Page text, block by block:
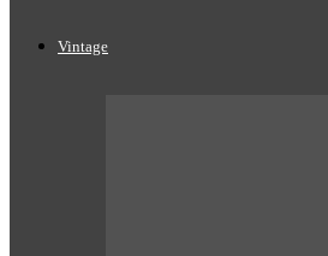
Vintage